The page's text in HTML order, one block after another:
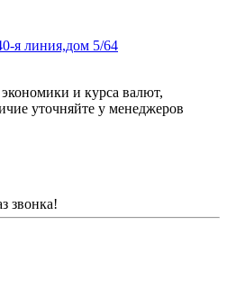
я линия,дом 5/64
и курса валют,
уточняйте у менеджеров
звонка!